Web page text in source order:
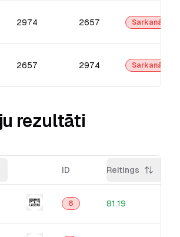
2974 2657 Sarkanā
2657 2974 Sarkanā
rezultāti
ID Reitings
8 81.19